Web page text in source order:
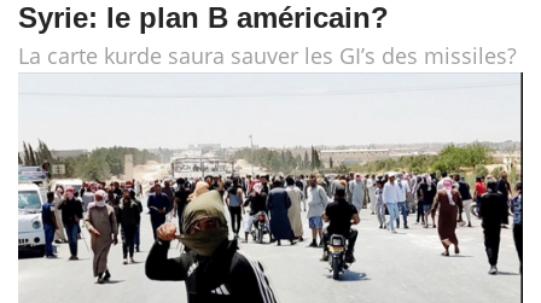
Syrie: le plan B américain?
La carte kurde saura sauver les GI’s des missiles?